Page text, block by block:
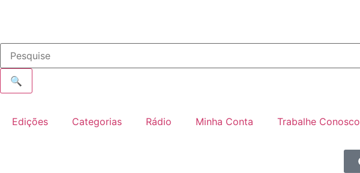
🔍
Edições Categorias Rádio Minha Conta Trabalhe Conosco